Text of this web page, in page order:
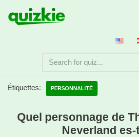
Aller
Étiquettes: PERSONNALITÉ
Quel personnage de
Neverland es-